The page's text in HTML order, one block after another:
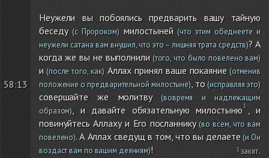
58:13
Неужели вы побоялись предварить вашу тайную
беседу(с Пророком)милостыней(что этим обеднеете и
неужели сатана вам внушил, что это – лишняя трата средств)? А
когда же вы не выполнили(того, что было повелено вам)
и(после того, как)Аллах принял ваше покаяние(отменив
положение о предварительной милостыне), то(исправляя это)
совершайте же молитву(вовремя и надлежащим
образом), и давайте обязательную милостыню , и
повинуйтесь Аллаху и Его посланнику(во всем, что вам
повелено). А Аллах сведущ в том, что вы делаете(и Он
воздаст вам по вашим деяниям)! закят.